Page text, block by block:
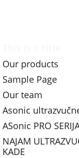
Our products
Sample Page
Our team
Asonic
ASonic PRO
NAJAM
KADE